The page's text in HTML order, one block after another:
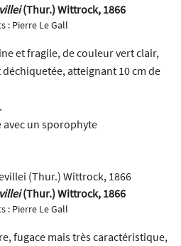
(Thur.) Wittrock, 1866
: Pierre Le Gall
et fragile, de couleur vert clair,
atteignant 10 cm de
avec un sporophyte
(Thur.) Wittrock, 1866
: Pierre Le Gall
fugace mais très caractéristique,